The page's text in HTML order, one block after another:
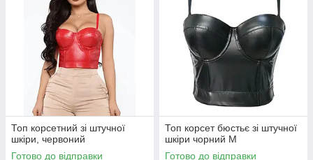
Топ корсетний зі штучної
шкіри, червоний
Готово до відправки
Топ корсет бюстьє зі штучної
шкіри чорний М
Готово до відправки